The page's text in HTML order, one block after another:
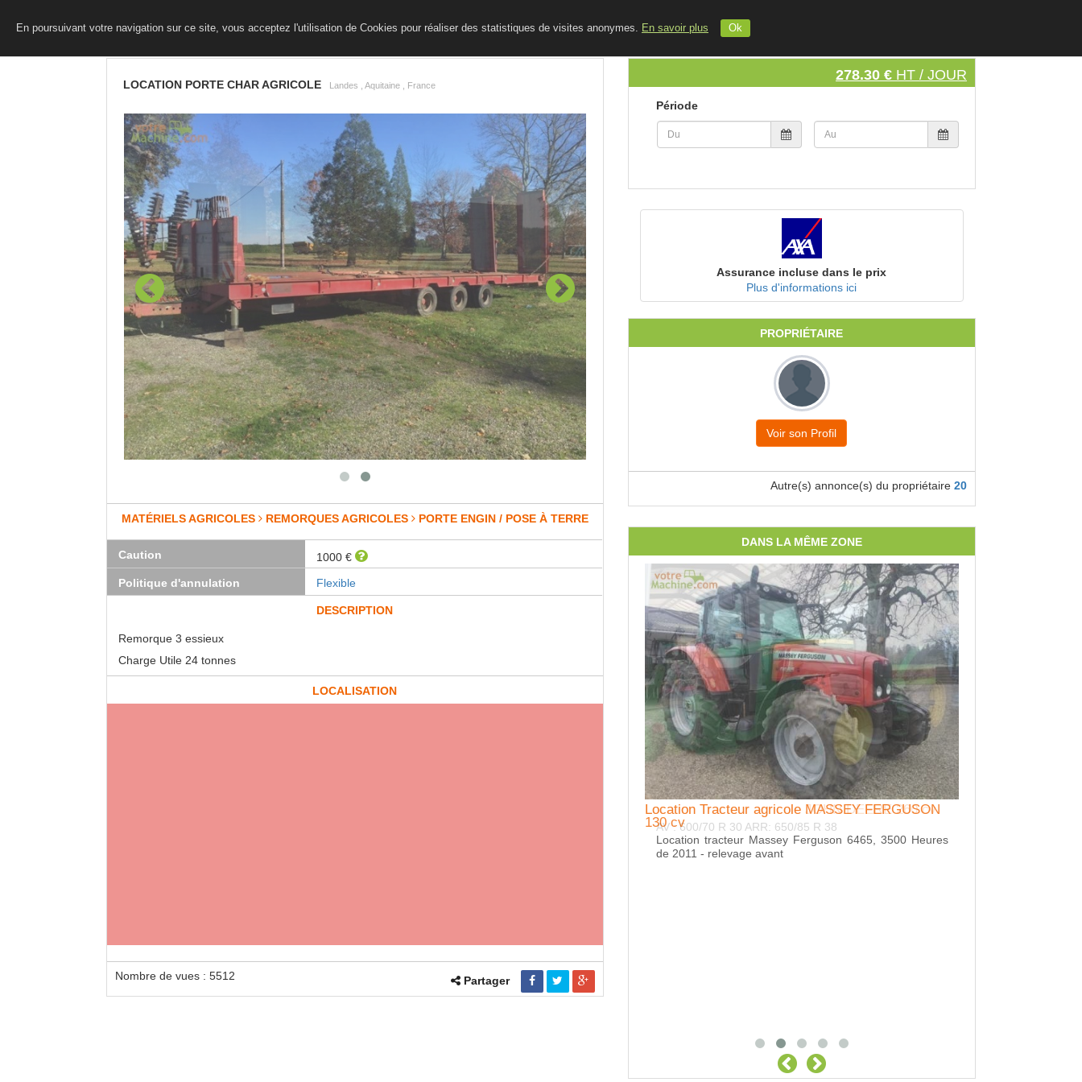
INSCRIVEZ VOTRE MATERIEL
En poursuivant votre navigation sur ce site, vous acceptez l'utilisation de Cookies pour réaliser des statistiques de visites anonymes. En savoir plus Ok
LOCATION PORTE CHAR AGRICOLE Landes , Aquitaine , France
MATÉRIELS AGRICOLES REMORQUES AGRICOLES PORTE ENGIN / POSE À TERRE
Caution
1000 €
Politique d'annulation
Flexible
DESCRIPTION
Remorque 3 essieux
Charge Utile 24 tonnes
LOCALISATION
Nombre de vues : 5512 Partager
278.30 € HT / JOUR
Période
Assurance incluse dans le prix
Plus d'informations ici
PROPRIÉTAIRE
Voir son Profil
Autre(s) annonce(s) du propriétaire 20
DANS LA MÊME ZONE
Location Tracteur agricole MASSEY FERGUSON
130 cv
Location tracteur Massey Ferguson 6465, 3500 Heures
de 2011 - relevage avant